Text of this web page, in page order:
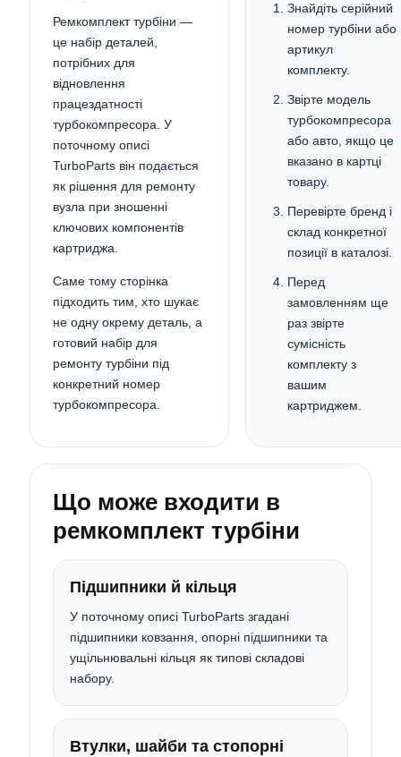
Ремкомплект турбіни —
це набір деталей,
потрібних для
відновлення
працездатності
турбокомпресора. У
поточному описі
TurboParts він подається
як рішення для ремонту
вузла при зношенні
ключових компонентів
картриджа.
Саме тому сторінка
підходить тим, хто шукає
не одну окрему деталь, а
готовий набір для
ремонту турбіни під
конкретний номер
турбокомпресора.
Знайдіть серійний
номер турбіни або
артикул
комплекту.
Звірте модель
турбокомпресора
або авто, якщо це
вказано в картці
товару.
Перевірте бренд і
склад конкретної
позиції в каталозі.
Перед
замовленням ще
раз звірте
сумісність
комплекту з
вашим
картриджем.
Що може входити в
ремкомплект турбіни
Підшипники й кільця
У поточному описі TurboParts згадані
підшипники ковзання, опорні підшипники та
ущільнювальні кільця як типові складові
набору.
Втулки, шайби та стопорні